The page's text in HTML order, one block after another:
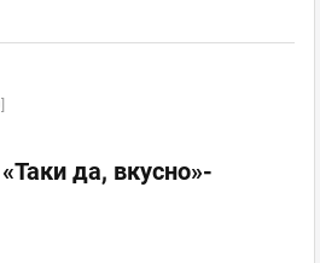
да, вкусно»-